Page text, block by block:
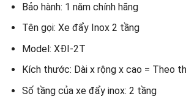
Bảo hành: 1 năm chính hãng
Tên gọi: Xe đẩy Inox 2 tầng
Model: XĐI-2T
Kích thước: Dài x rộng x cao = Theo
Số tầng của xe đẩy inox: 2 tầng